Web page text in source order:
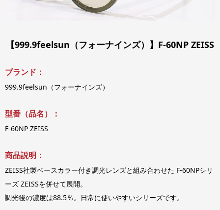
【999.9feelsun（フォーナインズ）】F-60NP ZEISS
ブランド：
999.9feelsun（フォーナインズ）
型番（品名）：
F-60NP ZEISS
商品説明：
ZEISS社製ベースカラー付き調光レンズと組み合わせた F-60NPシリ
ーズ ZEISSを併せて展開。
調光後の濃度は88.5％。日常に使いやすいシリーズです。